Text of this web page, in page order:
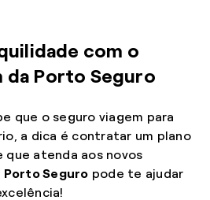
com o
da Porto Seguro
que o seguro viagem para
a dica é contratar um plano
atenda aos novos
Porto Seguro pode te ajudar